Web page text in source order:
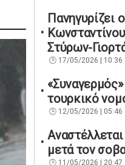
Πανηγυρίζει
Στύρων-
17/05/2026 | 10:36
τουρκικό
12/05/2026 | 05:46
μετά τον
11/05/2026 | 20:47